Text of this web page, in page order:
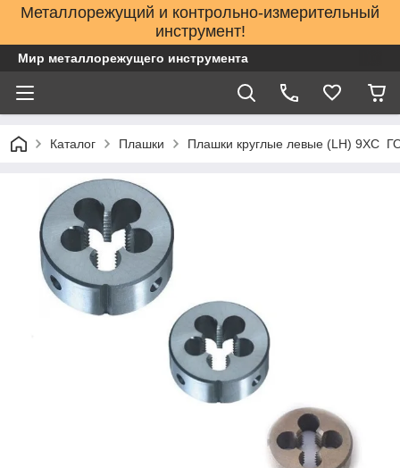
Металлорежущий и контрольно-измерительный
инструмент!
Мир металлорежущего инструмента
Каталог Плашки Плашки круглые левые (LH) 9ХС